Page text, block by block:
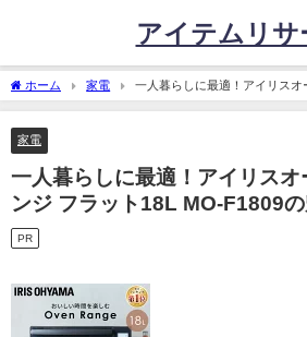
アイテムリサ
ホーム 家電
一人暮らしに最適！アイリスオ
ト18L MO-F1809の魅力
家電
一人暮らしに最適！アイリスオ
ンジ フラット18L MO-F1809の
PR